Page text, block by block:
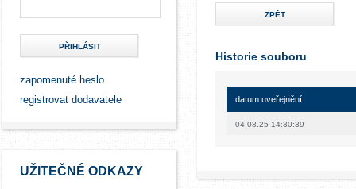
PŘIHLÁSIT
zapomenuté heslo
registrovat dodavatele
UŽITEČNÉ ODKAZY
ZPĚT
Historie souboru
datum uveřejnění
04.08.25 14:30:39